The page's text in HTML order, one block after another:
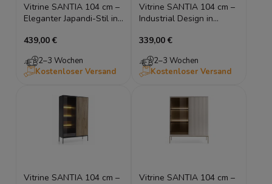
Vitrine SANTIA 104 cm –
Eleganter Japandi-Stil in
LED
439,00 €
2–3 Wochen
Kostenloser Versand
Vitrine SANTIA 104 cm –
Industrial Design in
339,00 €
2–3 Wochen
Kostenloser Versand
Vitrine SANTIA 104 cm –
Vitrine SANTIA 104 cm –